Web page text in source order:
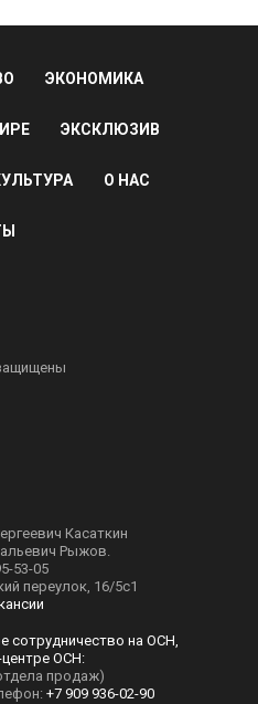
ЭКОНОМИКА
ЭКСКЛЮЗИВ
О НАС
Касаткин
Рыжов.
53-05
переулок, 16/5с1
сотрудничество на ОСН,
ОСН:
продаж)
+7 909 936-02-90